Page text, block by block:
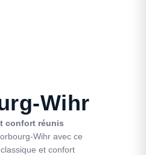
Wihr
confort réunis
Wihr avec ce
et confort